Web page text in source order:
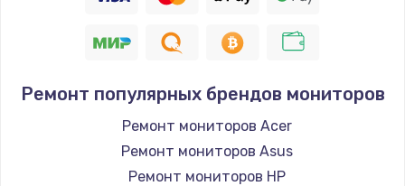
Заказать
Восстановление цепи питания, пайка
880 руб.
Программный ремонт/прошивка
Ремонт популярных брендов мониторов
Ремонт мониторов Acer
Ремонт мониторов Asus
Ремонт мониторов HP